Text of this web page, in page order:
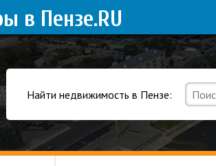
в Пензе.RU
Найти недвижимость в Пензе: